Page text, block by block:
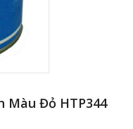
Màu Đỏ HTP344